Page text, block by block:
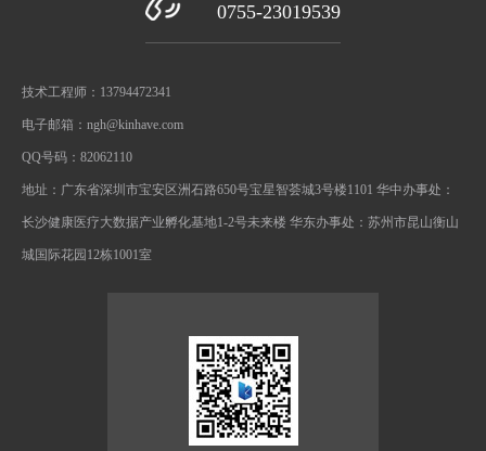
0755-23019539
技术工程师：13794472341
电子邮箱：ngh@kinhave.com
QQ号码：82062110
地址：广东省深圳市宝安区洲石路650号宝星智荟城3号楼1101 华中办事处：
长沙健康医疗大数据产业孵化基地1-2号未来楼 华东办事处：苏州市昆山衡山
城国际花园12栋1001室